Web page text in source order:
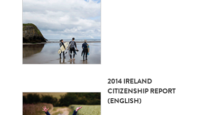
2014 IRELAND
CITIZENSHIP REPORT
(ENGLISH)